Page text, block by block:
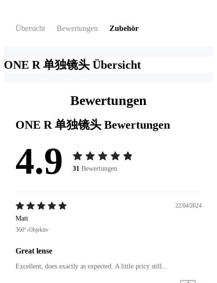
Übersicht Bewertungen Zubehör
ONE R 单独镜头 Übersicht
Bewertungen
ONE R 单独镜头 Bewertungen
4.9 31 Bewertungen
22/04/2024
Matt
360°-Objektiv
Great lense
Excellent, does exactly as expected. A little pricy still...